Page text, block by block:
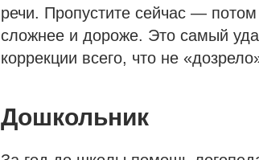
речи. Пропустите сейчас —
сложнее и дороже. Это самый
коррекции всего, что не
Дошкольник